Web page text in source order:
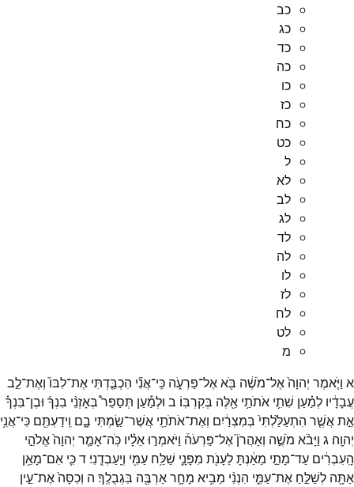
כב
כג
כד
כה
כו
כז
כח
כט
ל
לא
לב
לג
לד
לה
לו
לז
לח
לט
מ
א וַיֹּ֤אמֶר יְהוָה֙אֶל־מֹשֶׁ֔ה בֹּ֖אאֶל־פַּרְעֹ֑ה כִּֽי־אֲנִ֞י הִכְבַּ֤דְתִּי אֶת־לִבּוֹ֙ וְאֶת־לֵ֣ב
עֲבָדָ֔יו לְמַ֗עַן שִׁתִ֛י אֹתֹתַ֥י אֵ֖לֶּה בְּקִרְבּֽוֹ׃ ב וּלְמַ֡עַן תְּסַפֵּר֩ בְּאָזְנֵ֨י בִנְךָ֜ וּבֶן־בִּנְךָ֗
אֵ֣תאֲשֶׁ֤ר הִתְעַלַּ֙לְתִּי֙ בְּמִצְרַ֔יִם וְאֶת־אֹתֹתַ֖י אֲשֶׁר־שַׂ֣מְתִּי בָ֑ם וִֽידַעְתֶּ֖ם כִּי־אֲנִ֥י
יְהוָֽה׃ ג וַיָּבֹ֨א מֹשֶׁ֣ה וְאַהֲרֹן֮אֶל־פַּרְעֹה֒ וַיֹּאמְר֣וּאֵלָ֗יו כֹּֽה־אָמַ֤ר יְהוָה֙אֱלֹהֵ֣י
הָֽעִבְרִ֔ים עַד־מָתַ֣י מֵאַ֔נְתָּלֵעָנֹ֖ת מִפָּנָ֑י שַׁלַּ֥ח עַמִּ֖י וְיַֽעַבְדֻֽנִי׃ דכִּ֛י אִם־מָאֵ֥ן
אַתָּ֖ה לְשַׁלֵּ֣חַ אֶת־עַמִּ֑י הִנְנִ֨י מֵבִ֥יא מָחָ֛ראַרְבֶּ֖ה בִּגְבֻלֶֽךָ׃ ה וְכִסָּה֙אֶת־עֵ֣ין